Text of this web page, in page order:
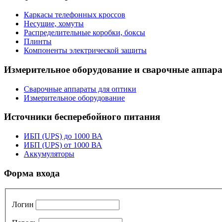
Каркасы телефонных кроссов
Несущие, хомуты
Распределительные коробки, боксы
Плинты
Компоненты электрической защиты
Измерительное оборудование и сварочные
Сварочные аппараты для оптики
Измерительное оборудование
Источники бесперебойного питания
ИБП (UPS) до 1000 ВА
ИБП (UPS) от 1000 ВА
Аккумуляторы
Форма входа
Логин